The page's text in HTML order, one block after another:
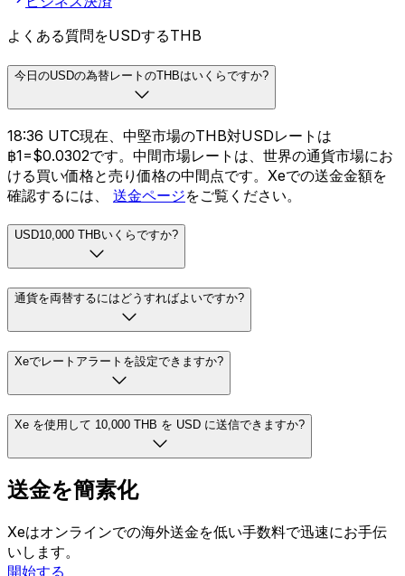
よくある質問をUSDするTHB
今日のUSDの為替レートのTHBはいくらですか?
18:36 UTC現在、中堅市場のTHB対USDレートは
฿1=$0.0302です。中間市場レートは、世界の通貨市場にお
ける買い価格と売り価格の中間点です。Xeでの送金金額を
確認するには、 送金ページをご覧ください。
USD10,000 THBいくらですか?
通貨を両替するにはどうすればよいですか?
Xeでレートアラートを設定できますか?
Xe を使用して 10,000 THB を USD に送信できますか?
送金を簡素化
Xeはオンラインでの海外送金を低い手数料で迅速にお手伝
いします。
開始する